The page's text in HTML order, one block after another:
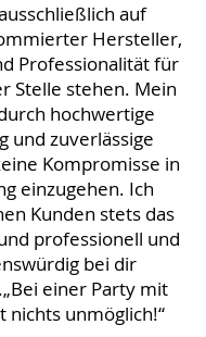
auf
Hersteller,
Professionalität für
Stelle stehen. Mein
hochwertige
und zuverlässige
Kompromisse in
einzugehen. Ich
Kunden stets das
professionell und
bei dir
einer Party mit
nichts unmöglich!“